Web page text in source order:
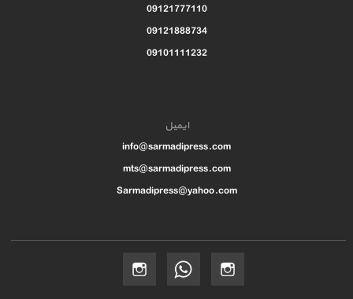
09121777110
09121888734
09101111232
ایمیل
info@sarmadipress.com
mts@sarmadipress.com
Sarmadipress@yahoo.com